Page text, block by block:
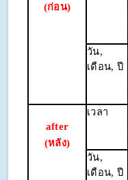
(ก่อน)
วัน,
เดือน, ปี
after
(หลัง)
เวลา
วัน,
เดือน, ปี